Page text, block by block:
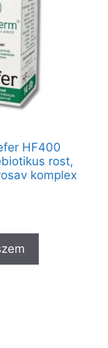
HF400
rost,
komplex